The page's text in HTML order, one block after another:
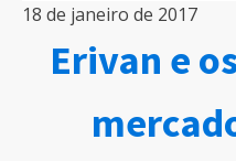
18 de janeiro de 2017
Erivan e